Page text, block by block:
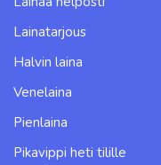
Lainatarjous
Halvin laina
Venelaina
Pienlaina
Pikavippi heti tilille